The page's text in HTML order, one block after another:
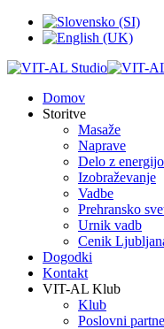
Domov
Storitve
Masaže
Naprave
Delo z energijo
Izobraževanje
Vadbe
Prehransko
Urnik vadb
Cenik
Dogodki
Kontakt
VIT-AL Klub
Klub
Poslovni